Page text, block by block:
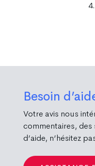
Besoin
Votre avis nous
commentaires, des
d’aide, n’hésitez